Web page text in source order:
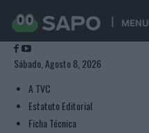
MENU
Sábado, Agosto 8, 2026
A TVC
Estatuto Editorial
Ficha Técnica